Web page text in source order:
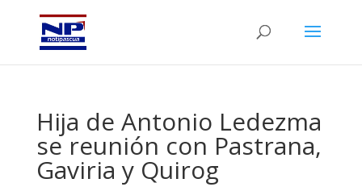
Hija de Antonio Ledezma
se reunión con Pastrana,
Gaviria y Quirog